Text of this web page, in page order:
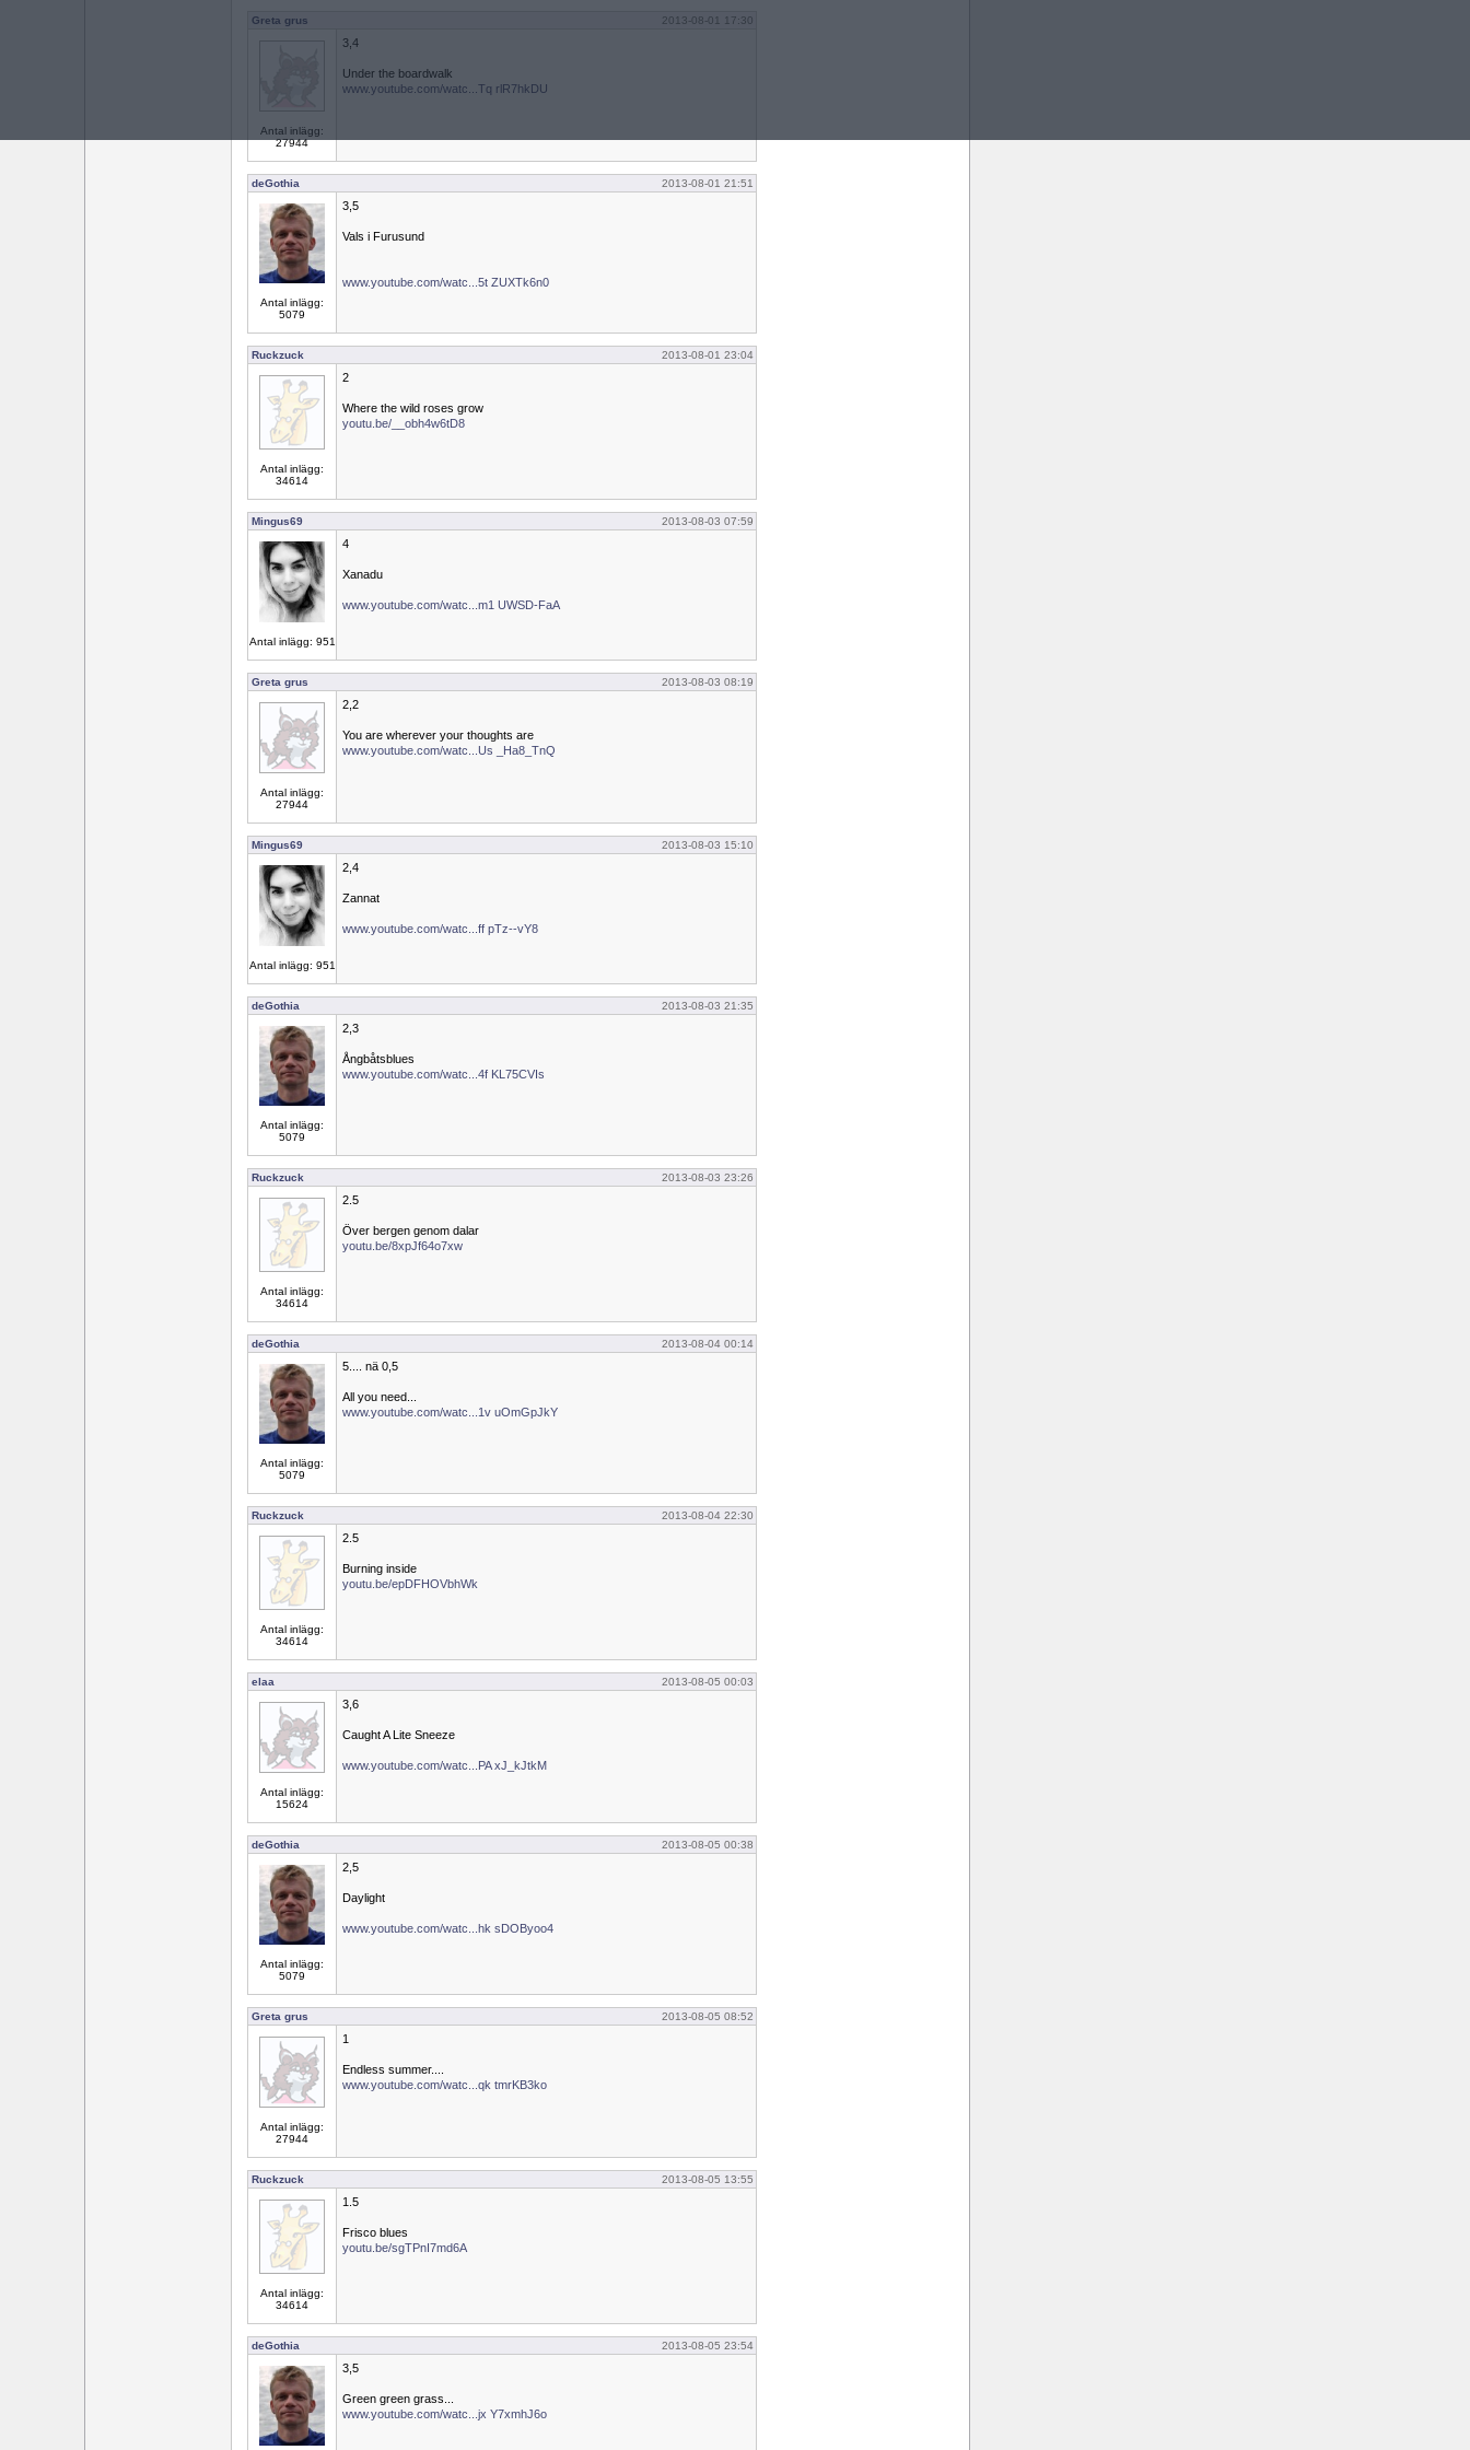
Greta grus 2013-08-01 17:30
Antal inlägg:
27944
3,4
Under the boardwalk
www.youtube.com/watc...Tq rlR7hkDU
deGothia 2013-08-01 21:51
Antal inlägg:
5079
3,5
Vals i Furusund
www.youtube.com/watc...5t ZUXTk6n0
Ruckzuck 2013-08-01 23:04
Antal inlägg:
34614
2
Where the wild roses grow
youtu.be/__obh4w6tD8
Mingus69 2013-08-03 07:59
Antal inlägg: 951
4
Xanadu
www.youtube.com/watc...m1 UWSD-FaA
Greta grus 2013-08-03 08:19
Antal inlägg:
27944
2,2
You are wherever your thoughts are
www.youtube.com/watc...Us _Ha8_TnQ
Mingus69 2013-08-03 15:10
Antal inlägg: 951
2,4
Zannat
www.youtube.com/watc...ff pTz--vY8
deGothia 2013-08-03 21:35
Antal inlägg:
5079
2,3
Ångbåtsblues
www.youtube.com/watc...4f KL75CVIs
Ruckzuck 2013-08-03 23:26
Antal inlägg:
34614
2.5
Över bergen genom dalar
youtu.be/8xpJf64o7xw
deGothia 2013-08-04 00:14
Antal inlägg:
5079
5.... nä 0,5
All you need...
www.youtube.com/watc...1v uOmGpJkY
Ruckzuck 2013-08-04 22:30
Antal inlägg:
34614
2.5
Burning inside
youtu.be/epDFHOVbhWk
elaa 2013-08-05 00:03
Antal inlägg:
15624
3,6
Caught A Lite Sneeze
www.youtube.com/watc...PA xJ_kJtkM
deGothia 2013-08-05 00:38
Antal inlägg:
5079
2,5
Daylight
www.youtube.com/watc...hk sDOByoo4
Greta grus 2013-08-05 08:52
Antal inlägg:
27944
1
Endless summer....
www.youtube.com/watc...qk tmrKB3ko
Ruckzuck 2013-08-05 13:55
Antal inlägg:
34614
1.5
Frisco blues
youtu.be/sgTPnI7md6A
deGothia 2013-08-05 23:54
3,5
Green green grass...
www.youtube.com/watc...jx Y7xmhJ6o